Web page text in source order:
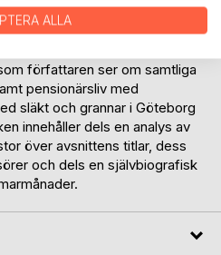
värld lever medelålders och
den dag en av invånarna
författaren ser om samtliga
pensionärsliv med
släkt och grannar i Göteborg
innehåller dels en analys av
över avsnittens titlar, dess
och dels en självbiografisk
ALLA